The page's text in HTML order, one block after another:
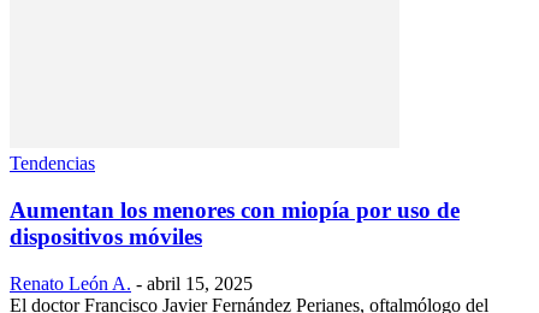
Tendencias
Aumentan los menores con miopía por uso de
dispositivos móviles
Renato León A. - abril 15, 2025
El doctor Francisco Javier Fernández Perianes, oftalmólogo del